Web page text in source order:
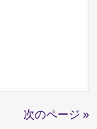
次のページ »